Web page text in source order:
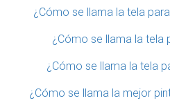
¿Cómo se llama la tela
¿Cómo se llama la tela
¿Cómo se llama la tela
¿Cómo se llama la mejor